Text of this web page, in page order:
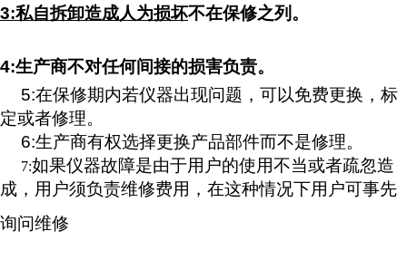
3:私自拆卸造成人为损坏不在保修之列。
4:生产商不对任何间接的损害负责。
5:在保修期内若仪器出现问题，可以免费更换，标
定或者修理。
6:生产商有权选择更换产品部件而不是修理。
7:如果仪器故障是由于用户的使用不当或者疏忽造
成，用户须负责维修费用，在这种情况下用户可事先
询问维修